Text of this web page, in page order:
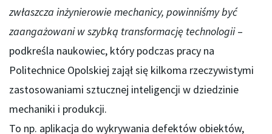
zwłaszcza inżynierowie mechanicy, powinniśmy być
zaangażowani w szybką transformację technologii–
podkreśla naukowiec, który podczas pracy na
Politechnice Opolskiej zajął się kilkoma rzeczywistymi
zastosowaniami sztucznej inteligencji w dziedzinie
mechaniki i produkcji.
To np. aplikacja do wykrywania defektów obiektów,